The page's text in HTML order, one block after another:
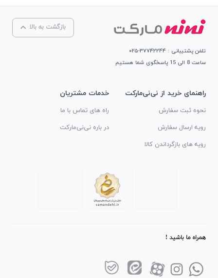
بازگشت به بالا
تلفن پشتیبانی : ۳۷۷۴۲۲۴۴-۰۲۵
ساعت 8 الی 15 پاسخگوی شما هستیم
راهنمای خرید از نی‌نی‌مارکت
نحوه ثبت سفارش
رویه ارسال سفارش
رویه های بازگرداندن کالا
خدمات مشتریان
راه های تماس با ما
در باره نی‌نی‌مارکت
همراه ما باشید !